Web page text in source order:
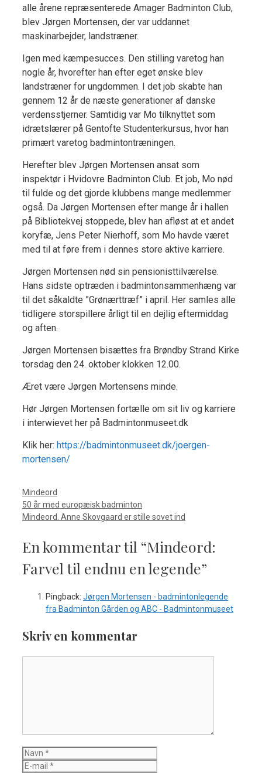
alle årene repræsenterede Amager Badminton Club,
blev Jørgen Mortensen, der var uddannet
maskinarbejder, landstræner.
Igen med kæmpesucces. Den stilling varetog han
nogle år, hvorefter han efter eget ønske blev
landstræner for ungdommen. I det job skabte han
gennem 12 år de næste generationer af danske
verdensstjerner. Samtidig var Mo tilknyttet som
idrætslærer på Gentofte Studenterkursus, hvor han
primært varetog badmintontræningen.
Herefter blev Jørgen Mortensen ansat som
inspektør i Hvidovre Badminton Club. Et job, Mo nød
til fulde og det gjorde klubbens mange medlemmer
også. Da Jørgen Mortensen efter mange år i hallen
på Bibliotekvej stoppede, blev han afløst at et andet
koryfæ, Jens Peter Nierhoff, som Mo havde været
med til at føre frem i dennes store aktive karriere.
Jørgen Mortensen nød sin pensionisttilværelse.
Hans sidste optræden i badmintonsammenhæng var
til det såkaldte ”Grønærttræf” i april. Her samles alle
tidligere storspillere årligt til en dejlig eftermiddag
og aften.
Jørgen Mortensen bisættes fra Brøndby Strand Kirke
torsdag den 24. oktober klokken 12.00.
Æret være Jørgen Mortensens minde.
Hør Jørgen Mortensen fortælle om sit liv og karriere
i interwievet her på Badmintonmuseet.dk
Klik her: https://badmintonmuseet.dk/joergen-
mortensen/
Kategorier
Mindeord
50 år med europæisk badminton
Mindeord. Anne Skovgaard er stille sovet ind
En kommentar til “Mindeord:
Farvel til endnu en legende”
Pingback: Jørgen Mortensen - badmintonlegende
fra Badminton Gården og ABC - Badmintonmuseet
Skriv en kommentar
Navn